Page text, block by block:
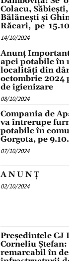
Colacu,
Bălănești și
Răcari, pe
14/10/2024
Anunț
apei potabile în
localități din
octombrie
de igienizare
08/10/2024
Compania de
va întrerupe
potabile în
Gorgota, pe
07/10/2024
A N U N Ț
02/10/2024
Președintele CJ
Corneliu Ștefan:
remarcabil în